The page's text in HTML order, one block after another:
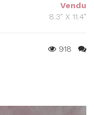
Vendu
8.3" X 11.4"
918